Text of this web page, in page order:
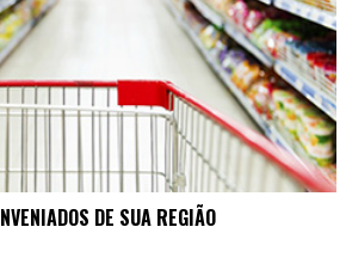
DE SUA REGIÃO